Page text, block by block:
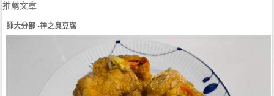
推薦文章
師大分部 •神之臭豆腐